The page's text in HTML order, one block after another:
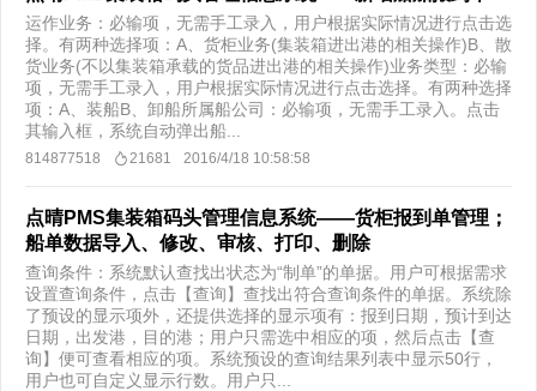
运作业务：必输项，无需手工录入，用户根据实际情况进行点击选
择。有两种选择项：A、货柜业务(集装箱进出港的相关操作)B、散
货业务(不以集装箱承载的货品进出港的相关操作)业务类型：必输
项，无需手工录入，用户根据实际情况进行点击选择。有两种选择
项：A、装船B、卸船所属船公司：必输项，无需手工录入。点击
其输入框，系统自动弹出船...
814877518 21681 2016/4/18 10:58:58
点晴PMS集装箱码头管理信息系统——货柜报到单管理；
船单数据导入、修改、审核、打印、删除
查询条件：系统默认查找出状态为“制单”的单据。用户可根据需求
设置查询条件，点击【查询】查找出符合查询条件的单据。系统除
了预设的显示项外，还提供选择的显示项有：报到日期，预计到达
日期，出发港，目的港；用户只需选中相应的项，然后点击【查
询】便可查看相应的项。系统预设的查询结果列表中显示50行，
用户也可自定义显示行数。用户只...